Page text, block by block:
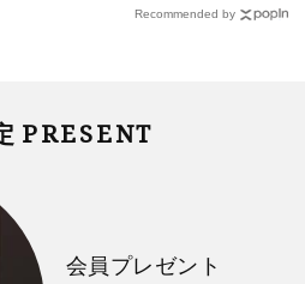
Recommended by
PRESENT
会員プレゼント